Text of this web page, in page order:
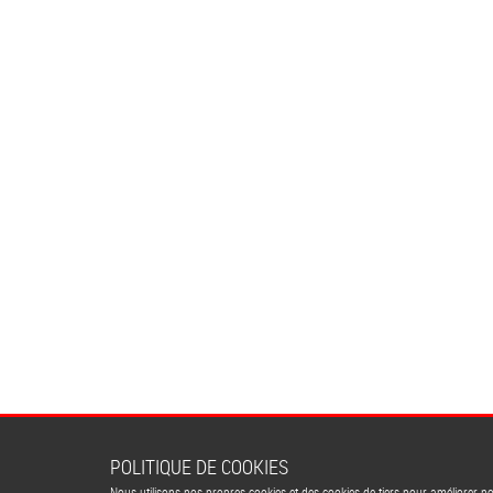
POLITIQUE DE COOKIES